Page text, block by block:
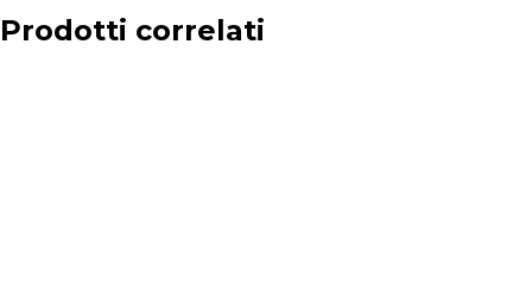
Prodotti correlati